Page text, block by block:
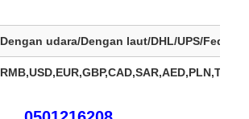
Dengan udara/Dengan laut/DHL/UPS/Fedex/